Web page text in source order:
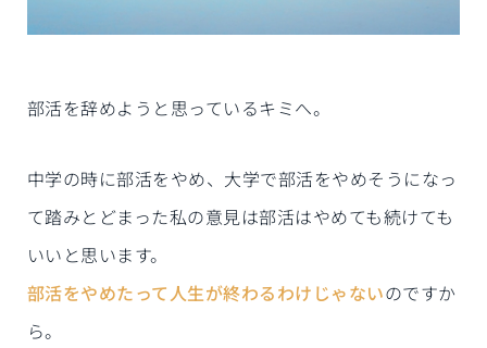
部活を辞めようと思っているキミへ。
中学の時に部活をやめ、大学で部活をやめそうになっ
て踏みとどまった私の意見は部活はやめても続けても
いいと思います。
部活をやめたって人生が終わるわけじゃないのですか
ら。